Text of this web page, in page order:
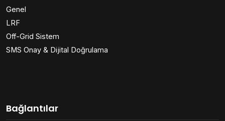
Genel
LRF
Off-Grid Sistem
SMS Onay & Dijital Doğrulama
Bağlantılar